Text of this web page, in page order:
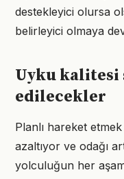
destekleyici olursa
belirleyici olmaya
Uyku
edilecekler
Planlı hareket
azaltıyor ve odağı
yolculuğun her